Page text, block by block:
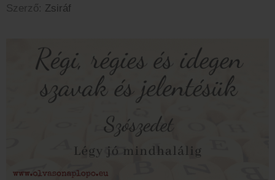
Szerző: Zsiráf